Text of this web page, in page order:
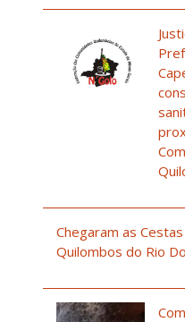
Chegaram as
Quilombos do Rio